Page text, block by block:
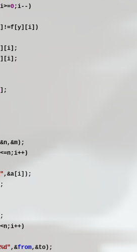
0;i-- )
f[y][i])
];
m);
)
" ,&a[i]);
)
" ,&from,&to);